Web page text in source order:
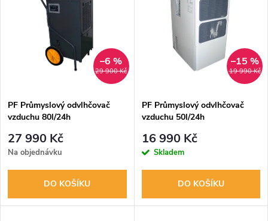
p
r
o
d
Abecedně
s
p
r
29 900 Kč
–6 %
PF Průmyslový odvlhčovač
vzduchu 80l/24h
27 990 Kč
Na objednávku
DO KOŠÍKU
19 990 Kč
–15 %
PF Průmyslový odvlhčovač
vzduchu 50l/24h
16 990 Kč
Skladem
DO KOŠÍKU